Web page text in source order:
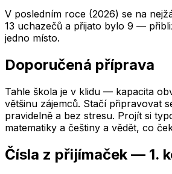
V posledním roce (2026) se na
13 uchazečů a přijato bylo 9 —
jedno místo.
Doporučená příprava
Tahle škola je v klidu — kapacita
většinu zájemců. Stačí připravovat
pravidelně a bez stresu. Projít si
matematiky a češtiny a vědět, co
Čísla z přijímaček — 1.